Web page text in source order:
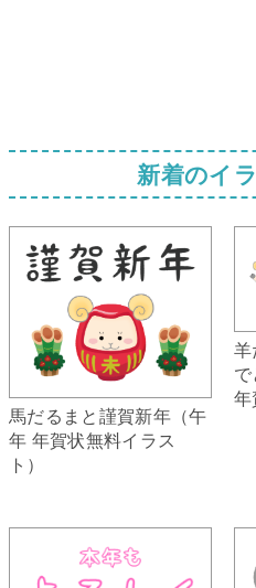
新着のイ
馬だるまと謹賀新年（午
年 年賀状無料イラス
ト）
年